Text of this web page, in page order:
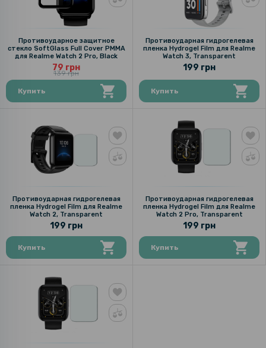
Противоударное защитное
стекло SoftGlass Full Cover PMMA
для Realme Watch 2 Pro, Black
79 грн
139 грн
Купить
Противоударная гидрогелевая
пленка Hydrogel Film для Realme
Watch 3, Transparent
199 грн
Купить
Противоударная гидрогелевая
пленка Hydrogel Film для Realme
Watch 2, Transparent
199 грн
Купить
Противоударная гидрогелевая
пленка Hydrogel Film для Realme
Watch 2 Pro, Transparent
199 грн
Купить